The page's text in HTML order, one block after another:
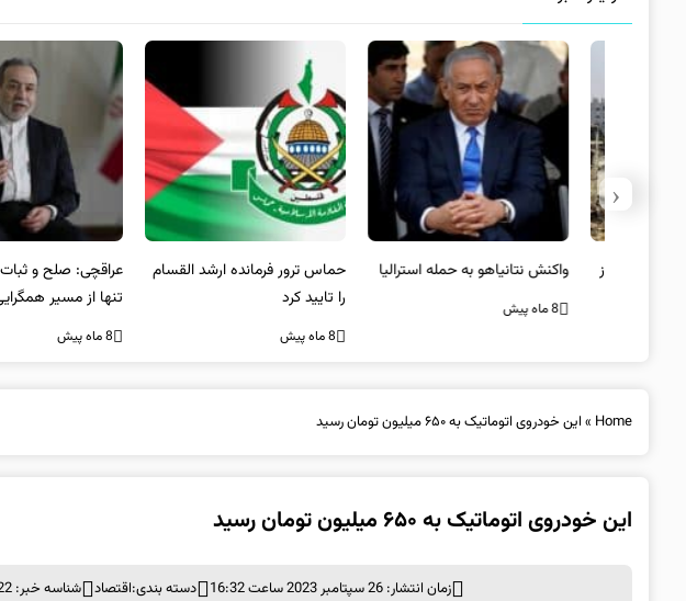
واکنش نتانیاهو به حمله استرالیا
حماس ترور فرمانده ارشد القسام
را تایید کرد
عراقچی: صلح و ثبات
تنها از مسیر همگرایی
محقق می‌شود
‹
Home
» این خودروی اتوماتیک به ۶۵۰ میلیون تومان رسید
این خودروی اتوماتیک به ۶۵۰ میلیون تومان رسید
زمان انتشار: 26 سپتامبر 2023 ساعت 16:32 دسته بندی:اقتصاد شناسه خبر: 2749522